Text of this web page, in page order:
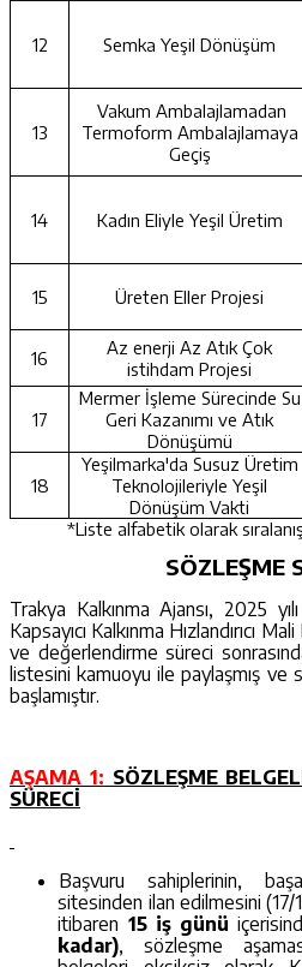
12 Semka Yeşil Dönüşüm
13
Vakum Ambalajlamadan
Termoform Ambalajlamaya
Geçiş
14 Kadın Eliyle Yeşil Üretim
15 Üreten Eller Projesi
16
Az enerji Az Atık Çok
istihdam Projesi
17
Mermer İşleme Sürecinde Su
Geri Kazanımı ve Atık
Dönüşümü
18
Yeşilmarka'da Susuz Üretim
Teknolojileriyle Yeşil
Dönüşüm Vakti
*Liste alfabetik olarak
SÖZLEŞME
Trakya Kalkınma Ajansı, 2025
Kapsayıcı Kalkınma Hızlandırıcı
ve değerlendirme süreci
listesini kamuoyu ile paylaşmış ve
başlamıştır.
AŞAMA 1: SÖZLEŞME
SÜRECİ
Başvuru sahiplerinin,
sitesinden ilan edilmesini
itibaren 15 iş günü
kadar),sözleşme